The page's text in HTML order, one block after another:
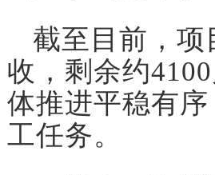
截至目前，项
收，剩余约
体推进平稳有
工任务。